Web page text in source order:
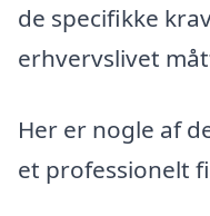
de specifikke
erhvervslivet
Her er nogle af
et professionelt